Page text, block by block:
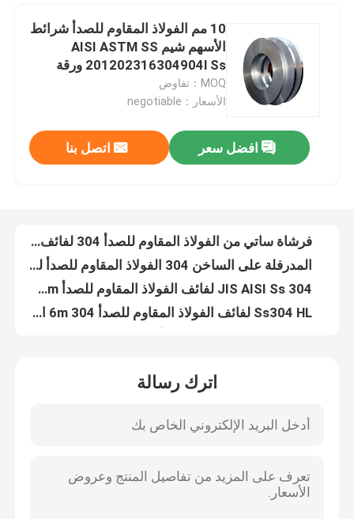
مسكن
معلومات عنا
مراقبة الجودة
اتصل بنا
10 مم الفولاذ المقاوم للصدأ شرائط
الأسهم شيم AISI ASTM SS
201202316304904l Ss ورقة
لفائف
MOQ：تفاوض
الأسعار：negotiable
افضل سعر اتصل بنا
فرشاة ساتي من الفولاذ المقاوم للصدأ 304 لفائف 316L 2B BA 1219mm
لفائف الفولاذ المقاوم للصدأ المدرفلة على البارد 316L 409316 2B BA 800mm
ASTM AiSi JIS لفائف الفولاذ المقاوم للصدأ 316410430 Inox 201 1000mm
304N 310S الفولاذ المقاوم للصدأ قطاع لفائف لحام المعادن 100 مم
Aisi 304301L الفولاذ المقاوم للصدأ لفائف معدنية 2000mm المدرفلة على البارد
اترك رسالة